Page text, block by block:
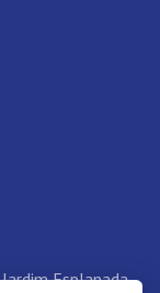
Esplanada,